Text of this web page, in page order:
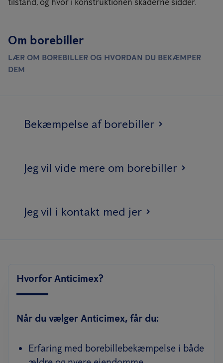
Om borebiller
LÆR OM BOREBILLER OG HVORDAN DU BEKÆMPER
DEM
Bekæmpelse af borebiller
Jeg vil vide mere om borebiller
Jeg vil i kontakt med jer
Hvorfor Anticimex?
Når du vælger Anticimex, får du:
Erfaring med borebillebekæmpelse i både